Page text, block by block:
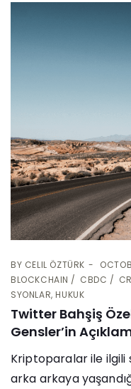
BY CELIL ÖZTÜRK
BLOCKCHAIN
CBDC
SYONLAR, HUKUK
Twitter Bahşiş
Gensler’in
Kriptoparalar ile
arka arkaya